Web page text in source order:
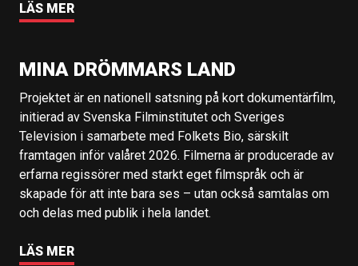
LÄS MER
MINA DRÖMMARS LAND
Projektet är en nationell satsning på kort dokumentärfilm,
initierad av Svenska Filminstitutet och Sveriges
Television i samarbete med Folkets Bio, särskilt
framtagen inför valåret 2026. Filmerna är producerade av
erfarna regissörer med starkt eget filmspråk och är
skapade för att inte bara ses – utan också samtalas om
och delas med publik i hela landet.
LÄS MER